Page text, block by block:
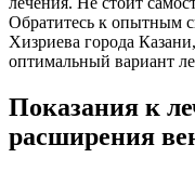
Обратитесь к опытным
Хизриева города
оптимальный вариант
Показания к
расширения